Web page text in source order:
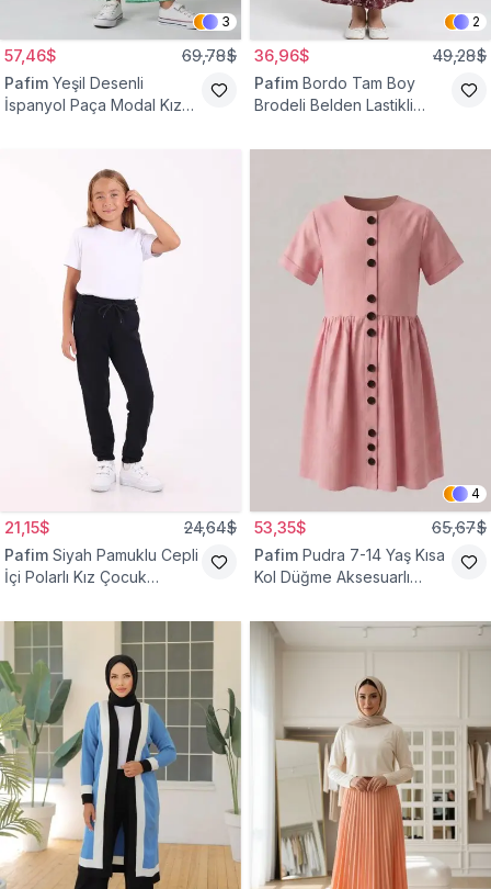
3
57,46$ 69,78$
Pafim Yeşil Desenli
İspanyol Paça Modal Kız
2
36,96$ 49,28$
Pafim Bordo Tam Boy
Brodeli Belden Lastikli
21,15$ 24,64$
Pafim Siyah Pamuklu Cepli
İçi Polarlı Kız Çocuk
4
53,35$ 65,67$
Pafim Pudra 7-14 Yaş Kısa
Kol Düğme Aksesuarlı